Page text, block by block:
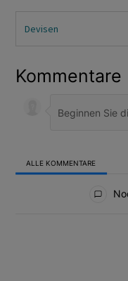
Devisen
Kommentare
ALLE KOMMENTARE